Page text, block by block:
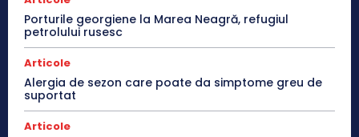
Porturile georgiene la Marea Neagră, refugiul
petrolului rusesc
Articole
Alergia de sezon care poate da simptome greu de
suportat
Articole